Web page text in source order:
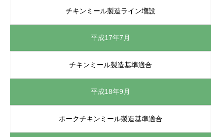
チキンミール製造ライン増設
平成17年7月
チキンミール製造基準適合
平成18年9月
ポークチキンミール製造基準適合